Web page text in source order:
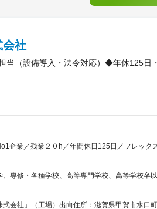
会社
当（設備導入・法令対応）◆年休125日
企業／残業２０h／年間休日125日／フレック
専修・各種学校、高等専門学校、高等学校卒
式会社」（工場）出向住所：滋賀県甲賀市水口